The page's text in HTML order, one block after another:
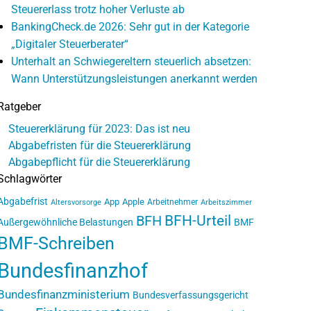
Steuererlass trotz hoher Verluste ab
BankingCheck.de 2026: Sehr gut in der Kategorie
„Digitaler Steuerberater“
Unterhalt an Schwiegereltern steuerlich absetzen:
Wann Unterstützungsleistungen anerkannt werden
Steuererklärung für 2023: Das ist neu
Abgabefristen für die Steuererklärung
Abgabepflicht für die Steuererklärung
Altersvorsorge App Apple Arbeitnehmer Arbeitszimmer
Belastungen BFH BFH-Urteil BMF
Schreiben
Bundesverfassungsgericht